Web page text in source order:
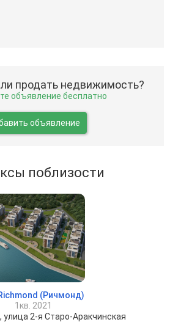
продать недвижимость?
объявление бесплатно
объявление
поблизости
(Ричмонд)
1кв. 2021
улица 2-я Старо-Аракчинская